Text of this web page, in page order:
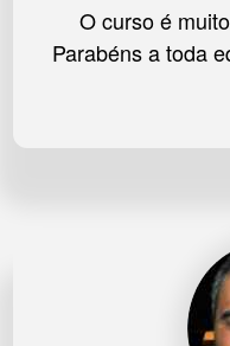
O curso é
Parabéns a toda